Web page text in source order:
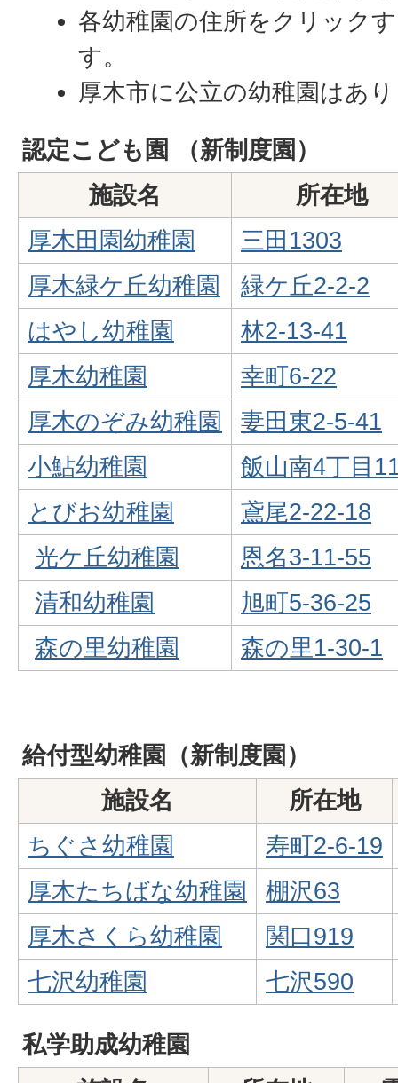
各幼稚園の住所をクリック
す。
厚木市に公立の幼稚園はあ
認定こども園 （新制度園）
施設名
所在地
厚木田園幼稚園
三田1303
厚木緑ケ丘幼稚園
緑ケ丘2-2-2
はやし幼稚園
林2-13-41
厚木幼稚園
幸町6-22
厚木のぞみ幼稚園
妻田東2-5-41
小鮎幼稚園
飯山南4丁目
とびお幼稚園
鳶尾2-22-18
光ケ丘幼稚園
恩名3-11-55
清和幼稚園
旭町5-36-25
森の里幼稚園
森の里1-30-1
給付型幼稚園（新制度園）
施設名
所在地
ちぐさ幼稚園
寿町2-6-19
厚木たちばな幼稚園
棚沢63
厚木さくら幼稚園
関口919
七沢幼稚園
七沢590
私学助成幼稚園